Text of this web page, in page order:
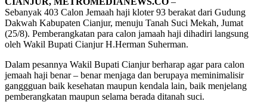
Sebanyak 403 Calon Jemaah haji kloter 93 berakat dari Gudung
Dakwah Kabupaten Cianjur, menuju Tanah Suci Mekah, Jumat
(25/8). Pemberangkatan para calon jamaah haji dihadiri langsung
oleh Wakil Bupati Cianjur H.Herman Suherman.
Dalam pesannya Wakil Bupati Cianjur berharap agar para calon
jemaah haji benar – benar menjaga dan berupaya meminimalisir
ganggguan baik kesehatan maupun kendala lain, baik menjelang
pemberangkatan maupun selama berada ditanah suci.